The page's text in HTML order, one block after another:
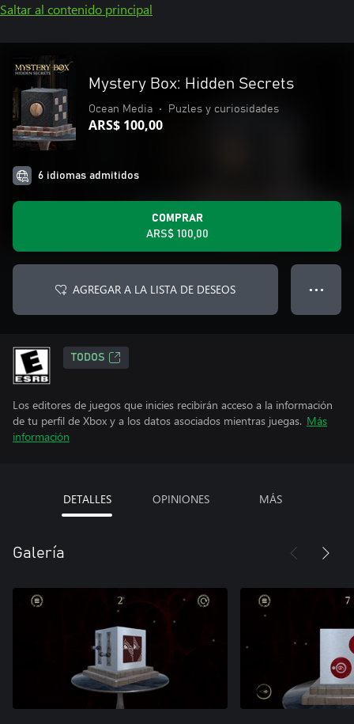
Saltar al contenido principal
Mystery Box: Hidden Secrets
Ocean Media • Puzles y curiosidades
ARS$ 100,00
6 idiomas admitidos
COMPRAR
ARS$ 100,00
AGREGAR A LA LISTA DE DESEOS ● ● ●
TODOS
Los editores de juegos que inicies recibirán acceso a la información
de tu perfil de Xbox y a los datos asociados mientras juegas. Más
información
DETALLES OPINIONES MÁS
Galería